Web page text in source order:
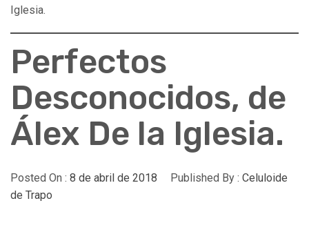
Iglesia.
Perfectos
Desconocidos, de
Álex De la Iglesia.
Posted On : 8 de abril de 2018 Published By : Celuloide
de Trapo